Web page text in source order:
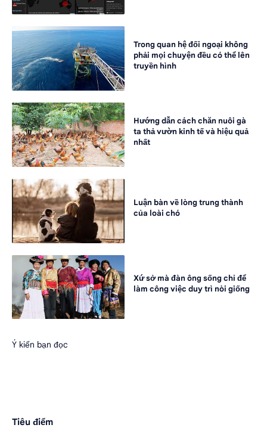
Trong quan hệ đối ngoại không
phải mọi chuyện đều có thể lên
truyền hình
Hướng dẫn cách chăn nuôi gà
ta thả vườn kinh tế và hiệu quả
nhất
Luận bàn về lòng trung thành
của loài chó
Xứ sở mà đàn ông sống chỉ để
làm công việc duy trì nòi giống
Ý kiến bạn đọc
Tiêu điểm